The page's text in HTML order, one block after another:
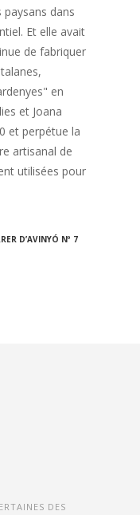
dans
Et elle avait
de fabriquer
en
et Joana
et perpétue la
artisanal de
utilisées pour
D’AVINYÓ Nº 7
DES